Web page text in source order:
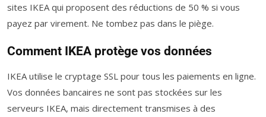
sites IKEA qui proposent des réductions de 50 % si vous
payez par virement. Ne tombez pas dans le piège.
Comment IKEA protège vos données
IKEA utilise le cryptage SSL pour tous les paiements en ligne.
Vos données bancaires ne sont pas stockées sur les
serveurs IKEA, mais directement transmises à des